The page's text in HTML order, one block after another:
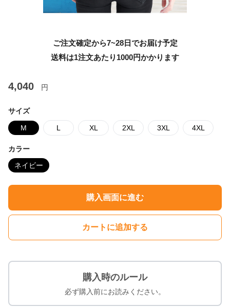
ご注文確定から7~28日でお届け予定
送料は1注文あたり 1000円かかります
4,040 円
サイズ
M L XL 2XL 3XL 4XL
カラー
ネイビー
購入画面に進む
カートに追加する
購入時のルール
必ず購入前にお読みください。